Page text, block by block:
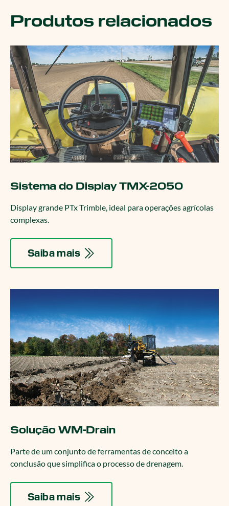
Produtos relacionados
Sistema do Display TMX-2050
Display grande PTx Trimble, ideal para operações agrícolas
complexas.
Saiba mais
Solução WM-Drain
Parte de um conjunto de ferramentas de conceito a
conclusão que simplifica o processo de drenagem.
Saiba mais